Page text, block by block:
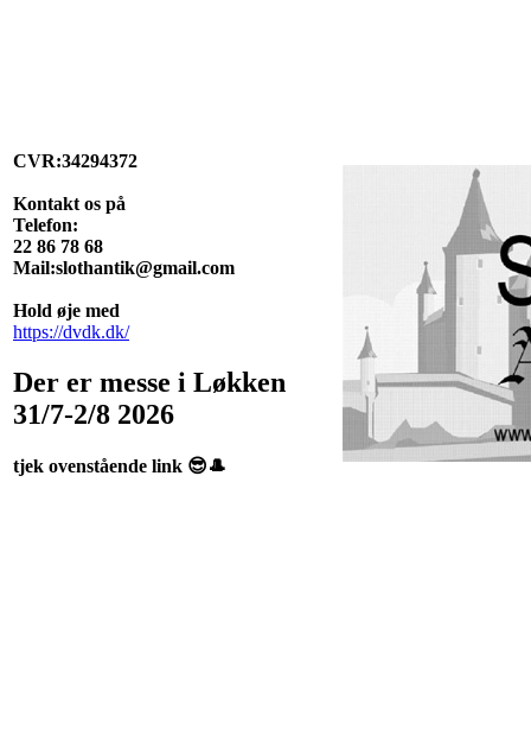
CVR:34294372
Kontakt os på
Telefon:
22 86 78 68
Mail:slothantik@gmail.com
Hold øje med
https://dvdk.dk/
Der er messe i Løkken
31/7-2/8 2026
tjek ovenstående link 😎🎩